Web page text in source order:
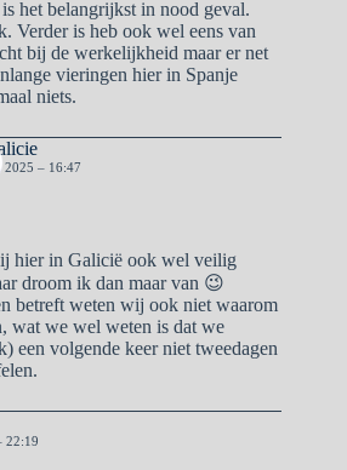
het belangrijkst in nood geval.
Verder is heb ook wel eens van
bij de werkelijkheid maar er net
vieringen hier in Spanje
niets.
2025 – 16:47
hier in Galicië ook wel veilig
droom ik dan maar van 😉
betreft weten wij ook niet waarom
wat we wel weten is dat we
een volgende keer niet tweedagen
22:19